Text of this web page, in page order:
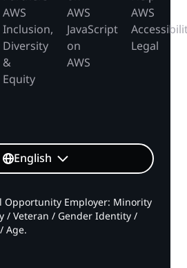
AWS
Inclusion,
Diversity
&
Equity
AWS
JavaScript
on
AWS
AWS
Legal
English
Opportunity Employer: Minority
/ Veteran / Gender Identity /
Age.